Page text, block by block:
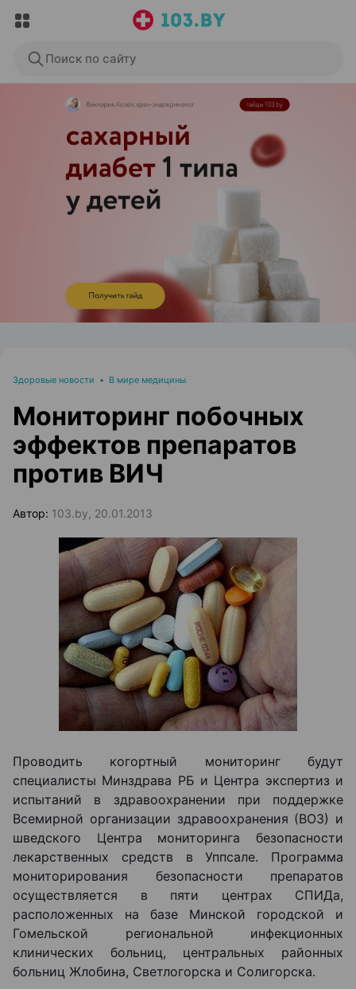
Поиск по сайту
ЭФФЕКТИВНАЯ РЕКЛАМА НА САЙТЕ
Здоровые новости • В мире медицины
Мониторинг побочных
эффектов препаратов
против ВИЧ
Автор: 103.by, 20.01.2013
Проводить когортный мониторинг будут
специалисты Минздрава РБ и Центра экспертиз и
испытаний в здравоохранении при поддержке
Всемирной организации здравоохранения (ВОЗ) и
шведского Центра мониторинга безопасности
лекарственных средств в Уппсале. Программа
мониторирования безопасности препаратов
осуществляется в пяти центрах СПИДа,
расположенных на базе Минской городской и
Гомельской региональной инфекционных
клинических больниц, центральных районных
больниц Жлобина, Светлогорска и Солигорска.